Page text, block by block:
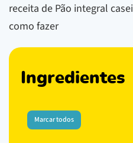
receita de Pão integral
como fazer
Ingredientes
Marcar todos